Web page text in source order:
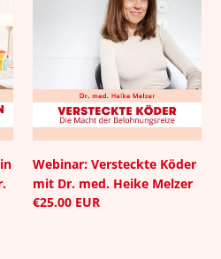
Melzer
Webinar: Versteckte Köder
mit Dr. med. Heike Melzer
Normaler
€25.00 EUR